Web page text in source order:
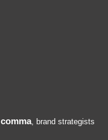
comma, brand strategists